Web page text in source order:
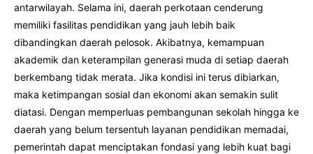
antarwilayah. Selama ini, daerah perkotaan cenderung
memiliki fasilitas pendidikan yang jauh lebih baik
dibandingkan daerah pelosok. Akibatnya, kemampuan
akademik dan keterampilan generasi muda di setiap daerah
berkembang tidak merata. Jika kondisi ini terus dibiarkan,
maka ketimpangan sosial dan ekonomi akan semakin sulit
diatasi. Dengan memperluas pembangunan sekolah hingga ke
daerah yang belum tersentuh layanan pendidikan memadai,
pemerintah dapat menciptakan fondasi yang lebih kuat bagi